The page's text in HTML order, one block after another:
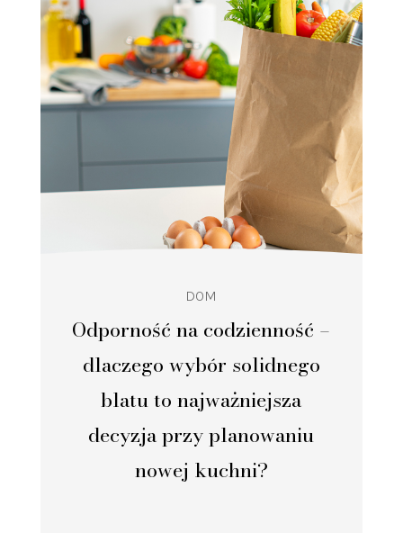
Odporność na codzienność –
dlaczego wybór solidnego
blatu to najważniejsza
decyzja przy planowaniu
nowej kuchni?
DOM